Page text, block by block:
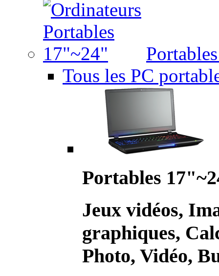
Tous les PC
Portables
Jeux vidéos,
graphiques,
Photo, Vidéo,